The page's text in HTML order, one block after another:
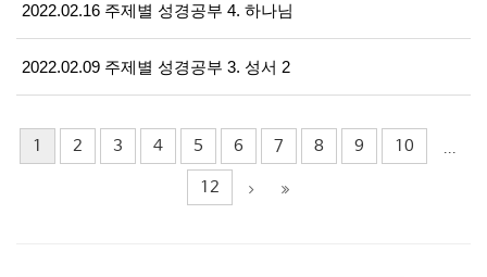
2022.02.16 주제별 성경공부 4. 하나님
2022.02.09 주제별 성경공부 3. 성서 2
1 2 3 4 5 6 7 8 9 10 ...
12